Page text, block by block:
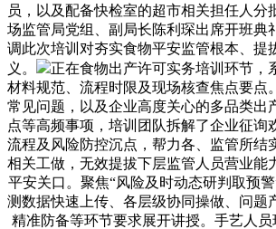
员，以及配备快检室的超市相关担任人分
场监管局党组、副局长陈利琛出席开班典
调此次培训对夯实食物平安监管根本、提
义。
正在食物出产许可实务培训环节，
材料规范、流程时限及现场核查焦点要点
常见问题，以及企业高度关心的多品类出
点等高频事项，培训团队拆解了企业征询
流程及风险防控沉点，帮力各、监管所结
相关工做，无效提拔下层监管人员营业能
平安关口。聚焦“风险及时动态研判取预
测数据快速上传、各层级协同操做、问题
精准防备等环节要求展开讲授。手艺人